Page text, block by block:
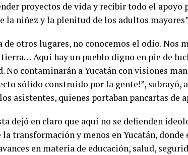
proyectos de vida y recibir todo el apoyo
la niñez y la plenitud de los adultos
de otros lugares, no conocemos el odio. Nos
Aquí hay un pueblo digno en pie de
No contaminarán a Yucatán con visiones
sólido construido por la gente!”, subrayó,
asistentes, quienes portaban pancartas de
dejó en claro que aquí no se defienden
la transformación y menos en Yucatán,
en materia de educación, salud,